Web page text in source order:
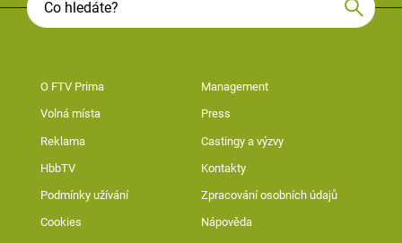
O FTV Prima Management
Volná místa Press
Reklama Castingy a výzvy
HbbTV Kontakty
Podmínky užívání Zpracování osobních údajů
Cookies Nápověda